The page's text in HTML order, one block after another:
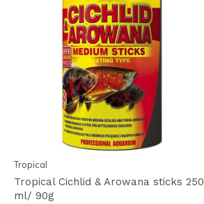
Tropical
Tropical Cichlid & Arowana sticks 250
ml/ 90g